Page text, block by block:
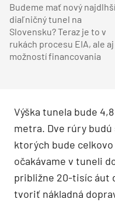
Budeme mať nový najdlhší
diaľničný tunel na
Slovensku? Teraz je to v
rukách procesu EIA, ale aj
možností financovania
Výška tunela bude
metra. Dve rúry
ktorých bude
očakávame v tuneli
približne 20-tisíc áut
tvoriť nákladná